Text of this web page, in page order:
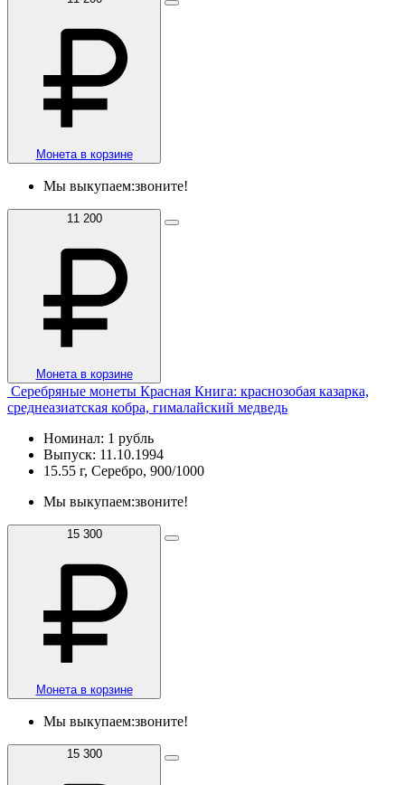
Монета в корзине
Мы выкупаем:звоните!
11 200
Монета в корзине
Серебряные монеты Красная Книга: краснозобая казарка,
среднеазиатская кобра, гималайский медведь
Номинал: 1 рубль
Выпуск: 11.10.1994
15.55 г, Серебро, 900/1000
Мы выкупаем:звоните!
15 300
Монета в корзине
Мы выкупаем:звоните!
15 300